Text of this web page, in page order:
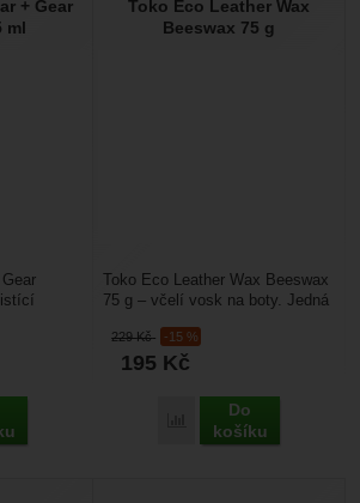
přidána žádná recenze.
+ Gear
ml
Toko Eco Leather Wax
Beeswax 75 g
229Kč -15 %
195 Kč
Porovnat
Do
košíku
Toko Eco Leather Wax Beeswax
75 g – včelí vosk na boty. Jedná
lepší vtíratelnost...